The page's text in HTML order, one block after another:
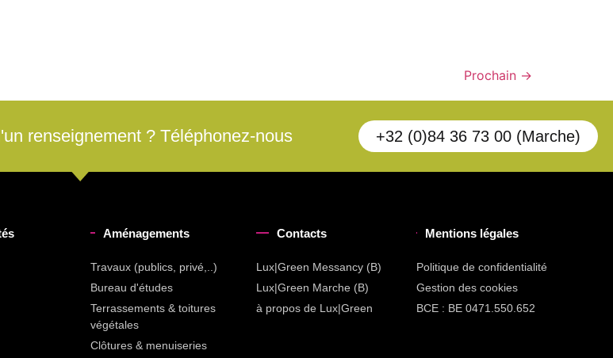
Prochain →
renseignement ? Téléphonez-nous +32 (0)84 36 73 00 (Marche)
Aménagements
Travaux (publics, privé,..)
Bureau d'études
Terrassements & toitures
végétales
Clôtures & menuiseries
Contacts
Lux|Green Messancy (B)
Lux|Green Marche (B)
à propos de Lux|Green
Mentions légales
Politique de confidentialité
Gestion des cookies
BCE : BE 0471.550.652